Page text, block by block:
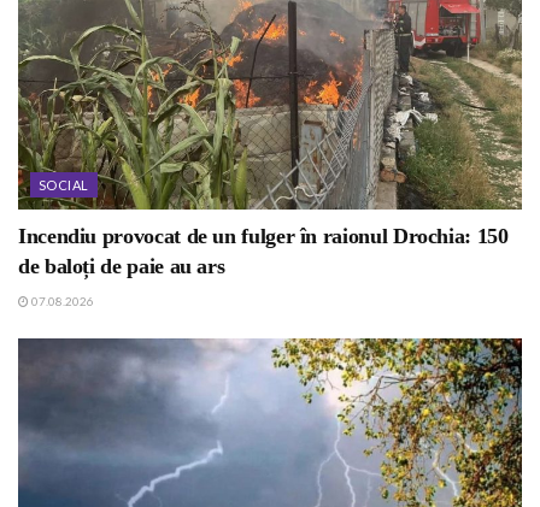
SOCIAL
Incendiu provocat de un fulger în raionul Drochia: 150
de baloți de paie au ars
07.08.2026